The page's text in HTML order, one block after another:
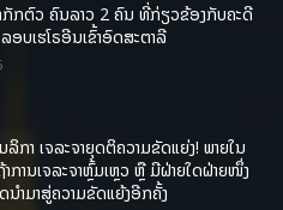
ກັກຕົວ ຄົນລາວ 2 ຄົນ ທີ່ກ່ຽວຂ້ອງກັບຄະດີ
ອບເຮໂຣອີນເຂົ້າອົດສະຕາລີ
ລິກາ ເຈລະຈາຍຸດຕິຄວາມຂັດແຍ່ງ! ພາຍໃນ
ການເຈລະຈາຫຼົ້ມເຫຼວ ຫຼື ມີຝ່າຍໃດຝ່າຍໜຶ່ງ
ນໍາມາສູ່ຄວາມຂັດແຍ້ງອີກຄັ້ງ